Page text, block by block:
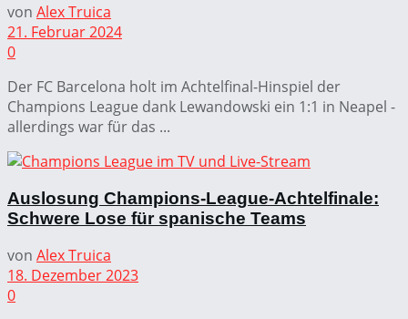
von Alex Truica
21. Februar 2024
0
Der FC Barcelona holt im Achtelfinal-Hinspiel der
Champions League dank Lewandowski ein 1:1 in Neapel -
allerdings war für das ...
Auslosung Champions-League-Achtelfinale:
Schwere Lose für spanische Teams
von Alex Truica
18. Dezember 2023
0